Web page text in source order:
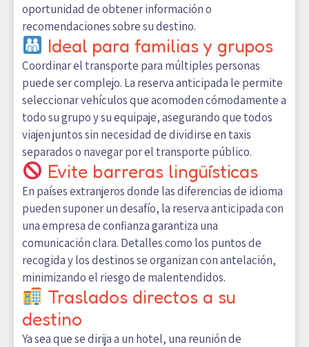
oportunidad de obtener información o
recomendaciones sobre su destino.
Ideal para familias y grupos
Coordinar el transporte para múltiples personas
puede ser complejo. La reserva anticipada le permite
seleccionar vehículos que acomoden cómodamente a
todo su grupo y su equipaje, asegurando que todos
viajen juntos sin necesidad de dividirse en taxis
separados o navegar por el transporte público.
Evite barreras lingüísticas
En países extranjeros donde las diferencias de idioma
pueden suponer un desafío, la reserva anticipada con
una empresa de confianza garantiza una
comunicación clara. Detalles como los puntos de
recogida y los destinos se organizan con antelación,
minimizando el riesgo de malentendidos.
Traslados directos a su
destino
Ya sea que se dirija a un hotel, una reunión de